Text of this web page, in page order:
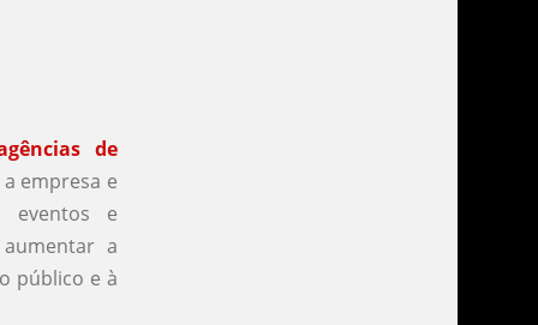
de
empresa e
eventos e
a
público e à